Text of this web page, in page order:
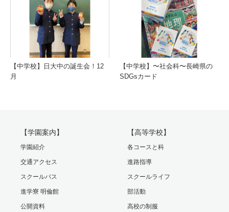
【中学校】日大中の誕生会！12
月
【中学校】〜社会科〜長崎県の
SDGsカード
【学園案内】
学園紹介
交通アクセス
スクールバス
進学寮 明倫館
公開資料
【高等学校】
各コースと科
進路指導
スクールライフ
部活動
高校の制服